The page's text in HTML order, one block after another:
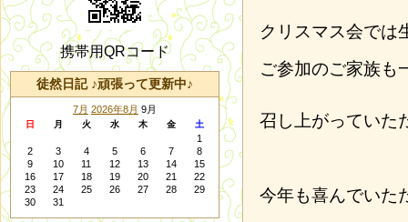
クリスマス会では
ご参加のご家族も
召し上がっていた
今年も喜んでいた
携帯用QRコード
徒然日記 ♪頑張って更新中♪
7月 2026年8月 9月
日 月 火 水 木 金 土
1
2
3 4 5 6 7
8
9
10 11 12 13 14
15
16
17 18 19 20 21
22
23
24 25 26 27 28
29
30
31